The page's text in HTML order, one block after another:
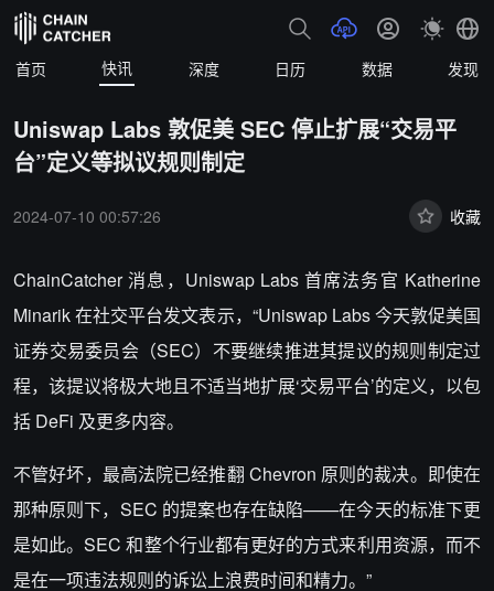
首页 快讯 深度 日历 数据 发现
Uniswap Labs 敦促美 SEC 停止扩展“交易平
台”定义等拟议规则制定
2024-07-10 00:57:26 收藏
ChainCatcher 消息，Uniswap Labs 首席法务官 Katherine
Minarik 在社交平台发文表示，“Uniswap Labs 今天敦促美国
证券交易委员会（SEC）不要继续推进其提议的规则制定过
程，该提议将极大地且不适当地扩展‘交易平台’的定义，以包
括 DeFi 及更多内容。
不管好坏，最高法院已经推翻 Chevron 原则的裁决。即使在
那种原则下，SEC 的提案也存在缺陷——在今天的标准下更
是如此。SEC 和整个行业都有更好的方式来利用资源，而不
是在一项违法规则的诉讼上浪费时间和精力。”